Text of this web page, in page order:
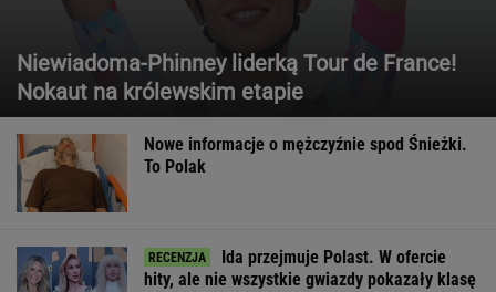
Niewiadoma-Phinney liderką Tour de France!
Nokaut na królewskim etapie
Nowe informacje o mężczyźnie spod Śnieżki.
To Polak
Ida przejmuje Polast. W ofercie
hity, ale nie wszystkie gwiazdy pokazały klasę